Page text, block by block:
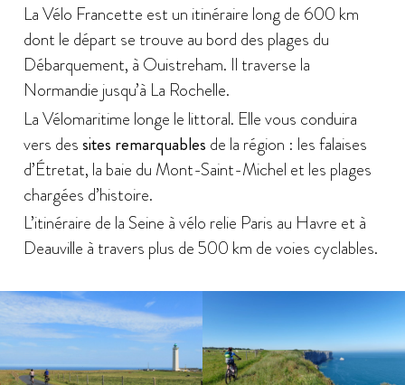
La Vélo Francette est un itinéraire long de 600 km
dont le départ se trouve au bord des plages du
Débarquement, à Ouistreham. Il traverse la
Normandie jusqu’à La Rochelle.
La Vélomaritime longe le littoral. Elle vous conduira
vers dessites remarquables de la région : les falaises
d’Étretat, la baie du Mont-Saint-Michel et les plages
chargées d’histoire.
L’itinéraire de la Seine à vélo relie Paris au Havre et à
Deauville à travers plus de 500 km de voies cyclables.